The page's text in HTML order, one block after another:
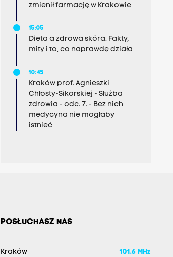
zmienił farmację w Krakowie
15:05
Dieta a zdrowa skóra. Fakty,
mity i to, co naprawdę działa
10:45
Kraków prof. Agnieszki
Chłosty-Sikorskiej - Służba
zdrowia - odc. 7. - Bez nich
medycyna nie mogłaby
istnieć
POSŁUCHASZ NAS
Kraków 101.6 MHz